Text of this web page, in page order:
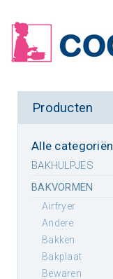
Producten
Alle categoriën
BAKHULPJES
BAKVORMEN
airfryer
andere
bakken
bakplaat
bewaren